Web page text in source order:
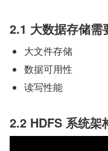
2.1 大数据存储需
大文件存储
数据可用性
读写性能
2.2 HDFS 系统架